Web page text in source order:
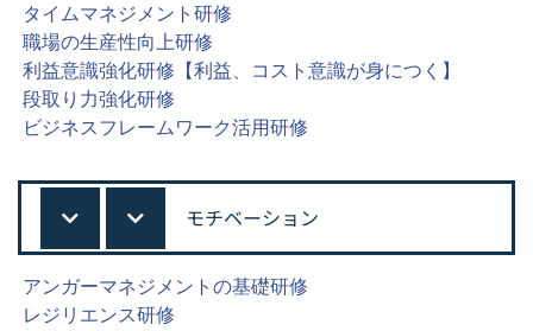
タイムマネジメント研修
職場の生産性向上研修
利益意識強化研修【利益、コスト意識が身につく】
段取り力強化研修
ビジネスフレームワーク活用研修
モチベーション
アンガーマネジメントの基礎研修
レジリエンス研修